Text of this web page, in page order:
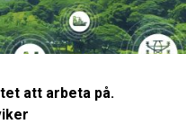
att arbeta på.